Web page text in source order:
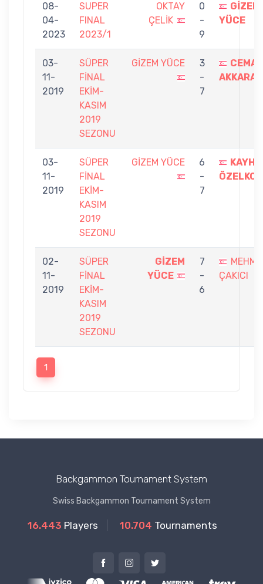
08-
04-
2023
SUPER
FINAL
2023/1
OKTAY
ÇELİK
0
-
9
GİZEM
YÜCE
03-
11-
2019
SÜPER
FİNAL
EKİM-
KASIM
2019
SEZONU
GİZEM YÜCE
3
-
7
CEMAL
AKKARA
03-
11-
2019
SÜPER
FİNAL
EKİM-
KASIM
2019
SEZONU
GİZEM YÜCE
6
-
7
02-
11-
2019
SÜPER
FİNAL
EKİM-
KASIM
2019
SEZONU
GİZEM
YÜCE
7
-
6
ÇAKICI
1
Backgammon Tournament System
Swiss Backgammon Tournament System
16.443 Players 10.704 Tournaments